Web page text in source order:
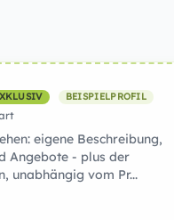
BEISPIELPROFIL
eigene Beschreibung,
Angebote - plus der
unabhängig vom Pr...